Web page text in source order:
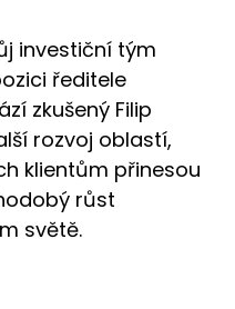
investiční tým
ředitele
zkušený Filip
rozvoj oblastí,
klientům přinesou
růst
světě.